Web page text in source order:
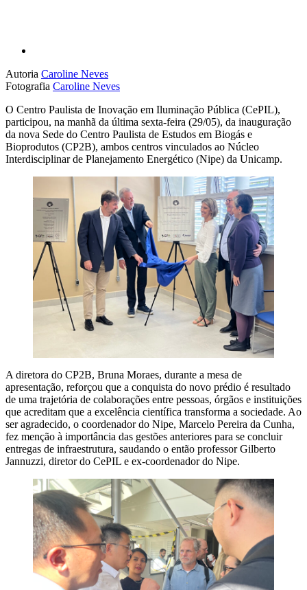
Autoria Caroline Neves
Fotografia Caroline Neves
O Centro Paulista de Inovação em Iluminação Pública (CePIL),
participou, na manhã da última sexta-feira (29/05), da inauguração
da nova Sede do Centro Paulista de Estudos em Biogás e
Bioprodutos (CP2B), ambos centros vinculados ao Núcleo
Interdisciplinar de Planejamento Energético (Nipe) da Unicamp.
A diretora do CP2B, Bruna Moraes, durante a mesa de
apresentação, reforçou que a conquista do novo prédio é resultado
de uma trajetória de colaborações entre pessoas, órgãos e instituições
que acreditam que a excelência científica transforma a sociedade. Ao
ser agradecido, o coordenador do Nipe, Marcelo Pereira da Cunha,
fez menção à importância das gestões anteriores para se concluir
entregas de infraestrutura, saudando o então professor Gilberto
Jannuzzi, diretor do CePIL e ex-coordenador do Nipe.